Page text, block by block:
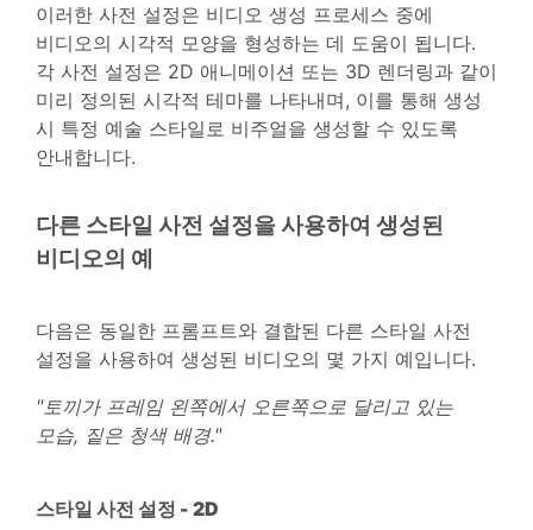
이러한 사전 설정은 비디오 생성 프로세스 중에
비디오의 시각적 모양을 형성하는 데 도움이 됩니다.
각 사전 설정은 2D 애니메이션 또는 3D 렌더링과 같이
미리 정의된 시각적 테마를 나타내며, 이를 통해 생성
시 특정 예술 스타일로 비주얼을 생성할 수 있도록
안내합니다.
다른 스타일 사전 설정을 사용하여 생성된
비디오의 예
다음은 동일한 프롬프트와 결합된 다른 스타일 사전
설정을 사용하여 생성된 비디오의 몇 가지 예입니다.
"토끼가 프레임 왼쪽에서 오른쪽으로 달리고 있는
모습, 짙은 청색 배경."
스타일 사전 설정 - 2D